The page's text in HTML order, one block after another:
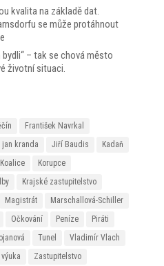
kvalita na základě dat.
se může protáhnout
– tak se chová město
životní situaci.
František Navrkal
jan kranda Jiří Baudis
Kadaň
Koalice
Korupce
Krajské zastupitelstvo
Magistrát
Marschallová-Schiller
Očkování Peníze
Piráti
Tunel
Vladimír Vlach
výuka
Zastupitelstvo